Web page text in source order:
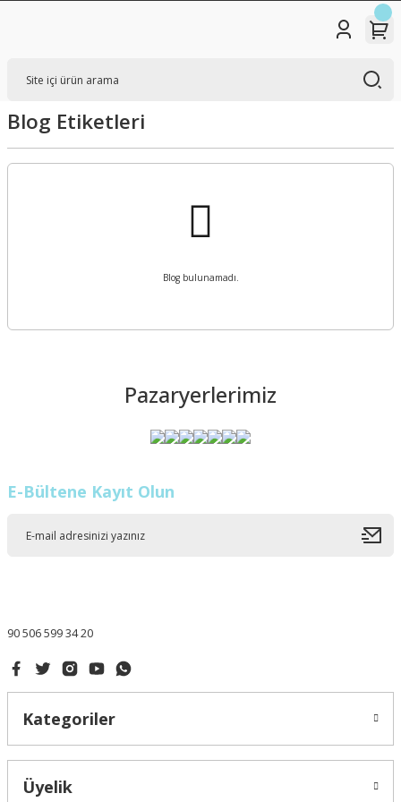
Blog Etiketleri
Blog bulunamadı.
Pazaryerlerimiz
E-Bültene Kayıt Olun
90 506 599 34 20
Kategoriler
Üyelik